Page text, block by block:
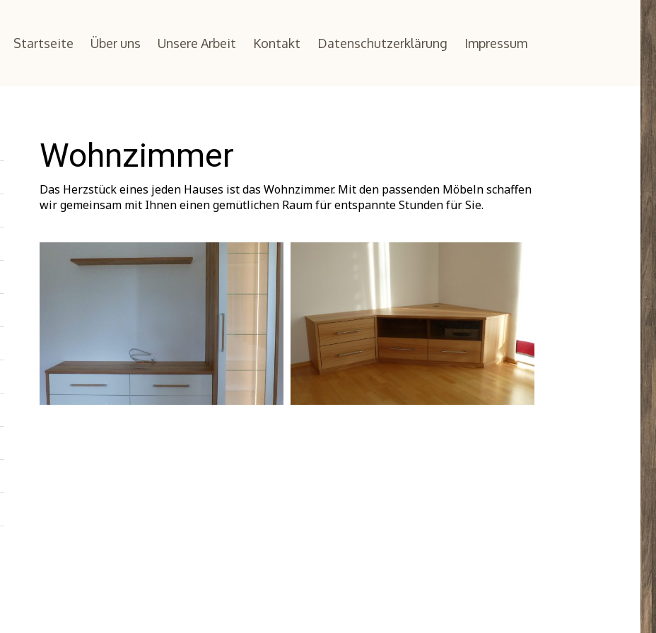
Startseite Über uns Unsere Arbeit Kontakt Datenschutzerklärung Impressum
Wohnzimmer
Das Herzstück eines jeden Hauses ist das Wohnzimmer. Mit den passenden Möbeln schaffen
wir gemeinsam mit Ihnen einen gemütlichen Raum für entspannte Stunden für Sie.